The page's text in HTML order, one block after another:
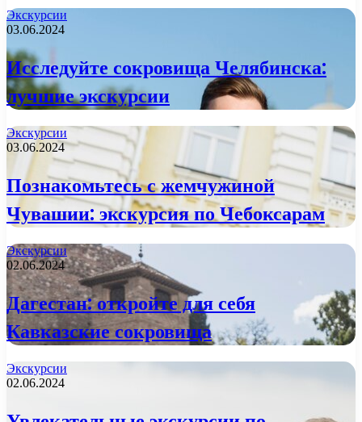
Экскурсии
03.06.2024
Исследуйте сокровища Челябинска:
лучшие экскурсии
Экскурсии
03.06.2024
Познакомьтесь с жемчужиной
Чувашии: экскурсия по Чебоксарам
Экскурсии
02.06.2024
Дагестан: откройте для себя
Кавказские сокровища
Экскурсии
02.06.2024